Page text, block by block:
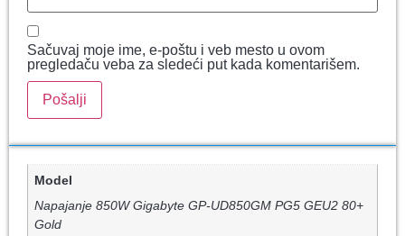
Sačuvaj moje ime, e-poštu i veb mesto u ovom
pregledaču veba za sledeći put kada komentarišem.
Model
Napajanje 850W Gigabyte GP-UD850GM PG5 GEU2 80+
Gold